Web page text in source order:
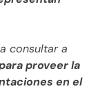
consultar a
proveer la
en el